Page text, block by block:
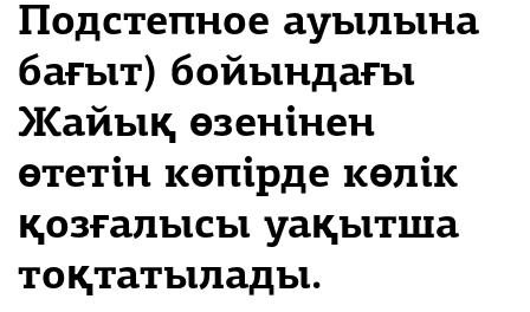
Подстепное ауылына
бағыт) бойындағы
Жайық өзенінен
өтетін көпірде көлік
қозғалысы уақытша
тоқтатылады.